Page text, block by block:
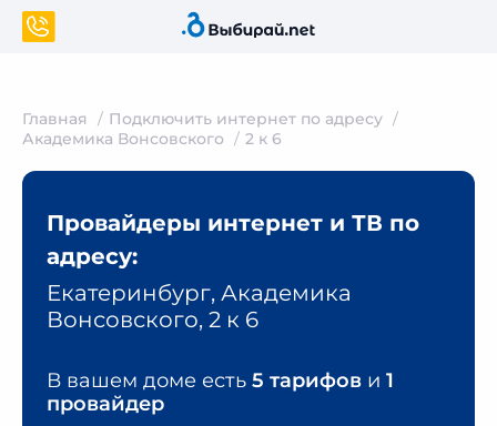
Главная
Подключить интернет по адресу
Академика Вонсовского
2 к 6
Провайдеры интернет и ТВ по
адресу:
Екатеринбург, Академика
Вонсовского, 2 к 6
В вашем доме есть 5 тарифов и 1
провайдер